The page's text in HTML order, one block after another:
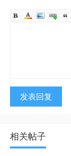
发表回复
相关帖子